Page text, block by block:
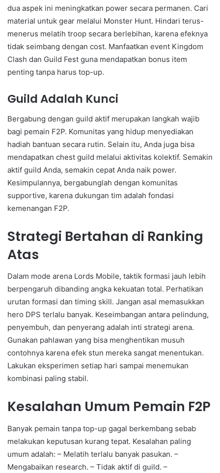
dua aspek ini meningkatkan power secara permanen. Cari
material untuk gear melalui Monster Hunt. Hindari terus-
menerus melatih troop secara berlebihan, karena efeknya
tidak seimbang dengan cost. Manfaatkan event Kingdom
Clash dan Guild Fest guna mendapatkan bonus item
penting tanpa harus top-up.
Guild Adalah Kunci
Bergabung dengan guild aktif merupakan langkah wajib
bagi pemain F2P. Komunitas yang hidup menyediakan
hadiah bantuan secara rutin. Selain itu, Anda juga bisa
mendapatkan chest guild melalui aktivitas kolektif. Semakin
aktif guild Anda, semakin cepat Anda naik power.
Kesimpulannya, bergabunglah dengan komunitas
supportive, karena dukungan tim adalah fondasi
kemenangan F2P.
Strategi Bertahan di Ranking
Atas
Dalam mode arena Lords Mobile, taktik formasi jauh lebih
berpengaruh dibanding angka kekuatan total. Perhatikan
urutan formasi dan timing skill. Jangan asal memasukkan
hero DPS terlalu banyak. Keseimbangan antara pelindung,
penyembuh, dan penyerang adalah inti strategi arena.
Gunakan pahlawan yang bisa menghentikan musuh
contohnya karena efek stun mereka sangat menentukan.
Lakukan eksperimen setiap hari sampai menemukan
kombinasi paling stabil.
Kesalahan Umum Pemain F2P
Banyak pemain tanpa top-up gagal berkembang sebab
melakukan keputusan kurang tepat. Kesalahan paling
umum adalah: – Melatih terlalu banyak pasukan. –
Mengabaikan research. – Tidak aktif di guild. –